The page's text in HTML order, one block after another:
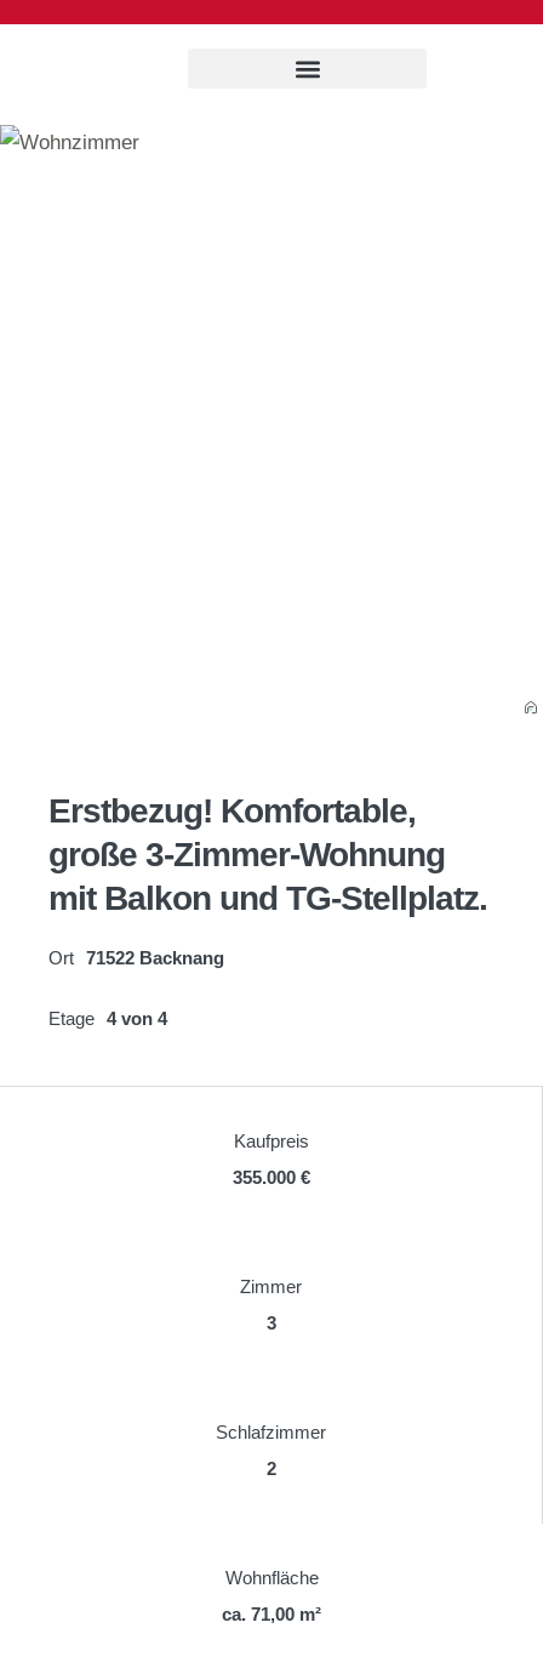
Erstbezug! Komfortable,
große 3-Zimmer-Wohnung
mit Balkon und TG-Stellplatz.
Ort 71522 Backnang
Etage 4 von 4
Kaufpreis
355.000 €
Zimmer
3
Schlafzimmer
2
Wohnfläche
ca. 71,00 m²